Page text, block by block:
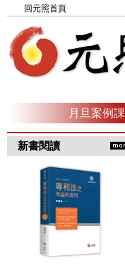
回元照首頁
月旦案例課
新書閱讀